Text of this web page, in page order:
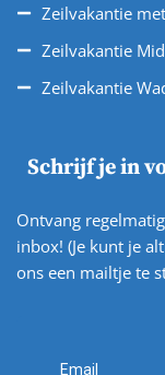
Zeilvakantie
Zeilvakantie
Zeilvakantie
Schrijf je in
Ontvang
inbox! (Je kunt je
ons een mailtje te